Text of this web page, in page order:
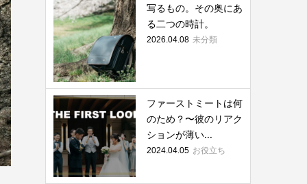
写るもの。その奥にあ
る二つの時計。
2026.04.08 未分類
ファーストミートは何
のため？〜彼のリアク
ションが薄い...
2024.04.05 お役立ち